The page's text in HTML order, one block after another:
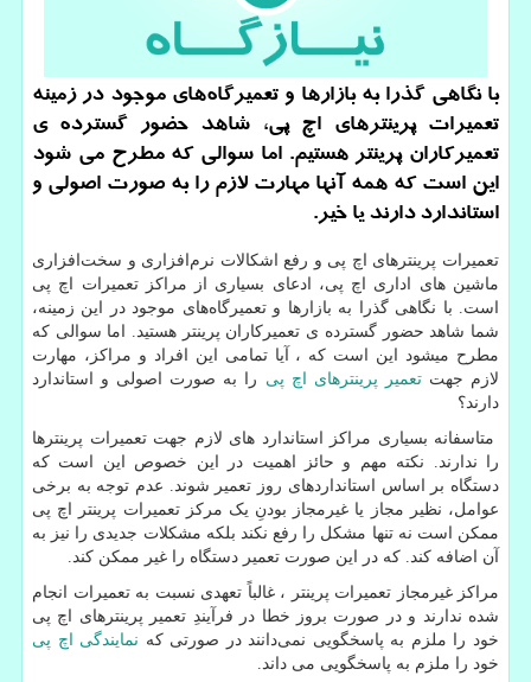
با نگاهی گذرا به بازارها و تعمیرگاه‌های موجود در زمینه
تعمیرات پرینترهای اچ پی، شاهد حضور گسترده ی
تعمیركاران پرینتر هستیم. اما سوالی كه مطرح می شود
این است كه همه آنها مهارت لازم را به صورت اصولی و
استاندارد دارند یا خیر.
تعمیرات پرینترهای اچ پی و رفع اشکالات نرم‌افزاری و سخت‌افزاری
ماشین های اداری اچ پی، ادعای بسیاری از مراکز تعمیرات اچ پی
است. با نگاهی گذرا به بازارها و تعمیرگاه‌های موجود در این زمینه،
شما شاهد حضور گسترده ی تعمیرکاران پرینتر هستید. اما سوالی که
مطرح میشود این است که ، آیا تمامی این افراد و مراکز، مهارت
لازم جهتتعمیر پرینترهای اچ پی را به صورت اصولی و استاندارد
دارند؟
متاسفانه بسیاری مراکز استاندارد های لازم جهت تعمیرات پرینترها
را ندارند. نکته مهم و حائز اهمیت در این خصوص این است که
دستگاه بر اساس استانداردهای روز تعمیر شوند. عدم توجه به برخی
عوامل، نظیر مجاز یا غیرمجاز بودنِ یک مرکز تعمیرات پرینتر اچ پی
ممکن است نه تنها مشکل را رفع نکند بلکه مشکلات جدیدی را نیز به
آن اضافه کند. که در این صورت تعمیر دستگاه را غیر ممکن کند.
مراکز غیرمجاز تعمیرات پرینتر ، غالباً تعهدی نسبت به تعمیرات انجام
شده ندارند و در صورت بروز خطا در فرآیندِ تعمیر پرینترهای اچ پی
خود را ملزم به پاسخگویی نمی‌دانند در صورتی که نمایندگی اچ پی
خود را ملزم به پاسخگویی می داند.